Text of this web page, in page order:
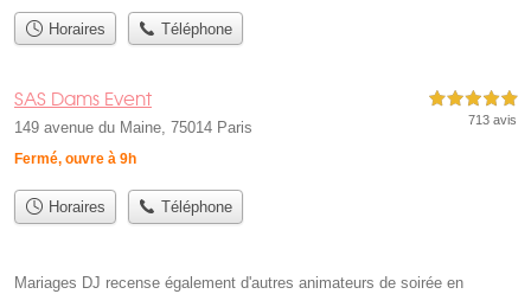
Horaires Téléphone
SAS Dams Event
149 avenue du Maine, 75014 Paris
Fermé, ouvre à 9h
5,0 étoiles sur 5
713 avis
Horaires Téléphone
Mariages DJ recense également d'autres animateurs de soirée en